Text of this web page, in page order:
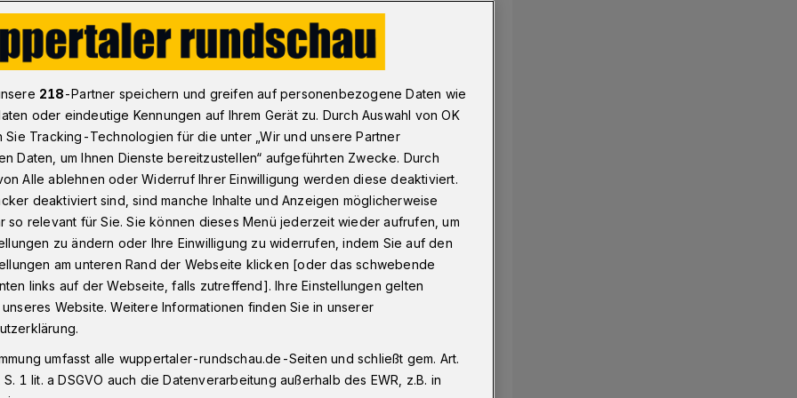
Bezahlbares Wohnen, sozialer Zusammenhalt
und
Wohnraum, zukunftsfähige
Unterstützung aus Berlin für die
sich die Grünen in der
Bauen und Wohnen gesetzt haben.
die Förderprogramme des Bundes, von
218-Partner speichern und greifen auf personenbezogene Daten wie
oder eindeutige Kennungen auf Ihrem Gerät zu. Durch Auswahl von OK
Sie Tracking-Technologien für die unter „Wir und unsere Partner
Daten, um Ihnen Dienste bereitzustellen“ aufgeführten Zwecke. Durch
Alle ablehnen oder Widerruf Ihrer Einwilligung werden diese deaktiviert.
deaktiviert sind, sind manche Inhalte und Anzeigen möglicherweise
so relevant für Sie. Sie können dieses Menü jederzeit wieder aufrufen, um
zu ändern oder Ihre Einwilligung zu widerrufen, indem Sie auf den
am unteren Rand der Webseite klicken [oder das schwebende
links auf der Webseite, falls zutreffend]. Ihre Einstellungen gelten
Website. Weitere Informationen finden Sie in unserer
umfasst alle wuppertaler-rundschau.de-Seiten und schließt gem. Art.
1 lit. a DSGVO auch die Datenverarbeitung außerhalb des EWR, z.B. in